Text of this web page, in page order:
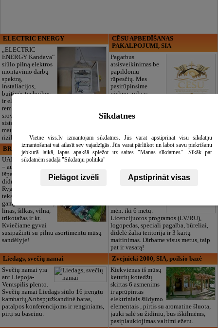
ELECTRIC ENERGY
„ELECTRIC
ENERGY Kandava“
siūlo pilną elektros
montavimo darbų
spektrą,
instaliacijos,
buitinės technikos
ir elektronikos
remontą, silpnų
srovių ir apsaugos
sistemų įrengimą, projektavimą,
matavimus bei elektros ūkio saugumo
rizikos vertinimą.
CĒSU APBEDĪŠANAS
PAKALPOJUMI, SIA
Pagarbus
atsisveikinimas be
papildomų
rūpesčių. Mes
pasirūpinsime
viskuo: pilnas
transportas ir reikmenys. Dirbame 24/7.
pagerbti.
BRISTOLS ES, SIA
UAB „Bristols ES“
– audinių
išparduotuvė ir
didmeninė prekyba
Rygoje. Kokybiška
tekstilė siuvimui ir
gamybai: medvilnė,
linas, šilkas, vilna,
trikotažas ir kt.
Kviečiame gyvai
susipažinti su pilnu asortimentu mūsų
sandėlyje!
Maza Rasiņa, privātā pirmsskolas
izglītības iestāde
darželis „Maza
Rasiņa“
mėn. iki 6 metų.
Licencijuotos programos (LV/RU),
logopedas, speciali pagalba, būreliai,
didelė žalia teritorija ir 3 kartų
maitinimas. Dirbame visus metus, taip
pat ir vasarą!
Liedags, svečių namai
Svečių namai yra
ant Liepoja-
Ventspilis plento.
Svečių namai Liedags siūlo 16 įrengtų
kambarių,&nbsp;užkandinė baras,
patalpos konferencijoms ir renginiams,
pirtį su baseinu.
Zvejnieki 2000, SIA, poilsio bazė
Kiekvienas iš mūsų
keturių kotedžų
skirtas 6 asmenims
ir aprūpintas
elektriniais šildymo
elementais , pirtis su aromatine šluota,
jauki salė su židiniu, bus iškilmėms,
pasiplaukiojimas valtimi ežeru.
Sīkdatnes
Vietne viss.lv izmantojam sīkdatnes. Jūs varat apstiprināt visu sīkdatņu
izmantošanai vai atlasīt sev vajadzīgās. Jūs varat pārlūkot un labot savu piekrišanu
jebkurā laikā, lapas apakšā spiežot uz saites "Manas sīkdatnes". Sīkāk par
sīkdatnēm sadaļā "Sīkdatņu politika"
Pielāgot izvēli Apstiprināt visas